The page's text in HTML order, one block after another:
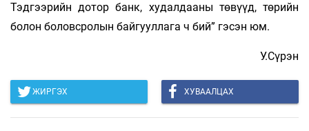
Тэдгээрийн дотор банк, худалдааны төвүүд, төрийн
болон боловсролын байгууллага ч бий” гэсэн юм.
У.Сүрэн
ЖИРГЭХ ХУВААЛЦАХ